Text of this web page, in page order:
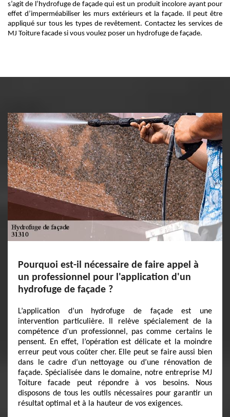
s’agit de l’hydrofuge de façade qui est un produit incolore ayant pour
effet d’imperméabiliser les murs extérieurs et la façade. Il peut être
appliqué sur tous les types de revêtement. Contactez les services de
MJ Toiture facade si vous voulez poser un hydrofuge de façade.
Pourquoi est-il nécessaire de faire appel à
un professionnel pour l'application d'un
hydrofuge de façade ?
L’application d’un hydrofuge de façade est une
intervention particulière. Il relève spécialement de la
compétence d’un professionnel, pas comme certains le
pensent. En effet, l’opération est délicate et la moindre
erreur peut vous coûter cher. Elle peut se faire aussi bien
dans le cadre d’un nettoyage ou d’une rénovation de
façade. Spécialisée dans le domaine, notre entreprise MJ
Toiture facade peut répondre à vos besoins. Nous
disposons de tous les outils nécessaires pour garantir un
résultat optimal et à la hauteur de vos exigences.